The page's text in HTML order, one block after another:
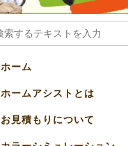
ホーム
ホームアシストとは
お見積もりについて